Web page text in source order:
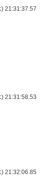
21:31:37.57
21:31:58.53
21:32:06.85